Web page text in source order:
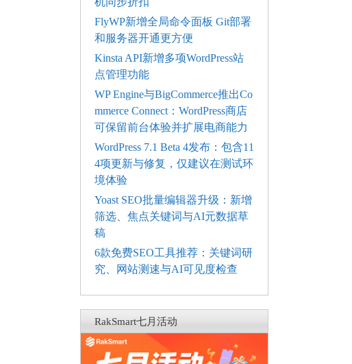
FlyWP新增全局命令面板 Git部署
和服务器开通更方便
Kinsta API新增多项WordPress站
点管理功能
WP Engine与BigCommerce推出Co
mmerce Connect：WordPress商店
可保留前台体验并扩展电商能力
WordPress 7.1 Beta 4发布：包含11
4项更新与修复，仅建议在测试环
境体验
Yoast SEO批量编辑器升级：新增
筛选、焦点关键词与AI元数据草
稿
6款免费SEO工具推荐：关键词研
究、网站测速与AI可见度检查
RakSmart七月活动